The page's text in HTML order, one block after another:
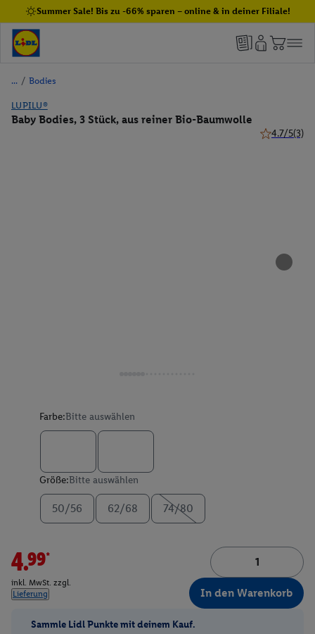
Summer Sale! Bis zu -66% sparen – online & in deiner Filiale!
/ Bodies
LUPILU®
Baby Bodies, 3 Stück, aus reiner Bio-Baumwolle
4.7/5(3)
Farbe:Bitte auswählen
Größe:Bitte auswählen
50/56 62/68 74/80
4.99*
inkl. MwSt. zzgl.
Lieferung
In den Warenkorb
Sammle Lidl Punkte mit deinem Kauf.